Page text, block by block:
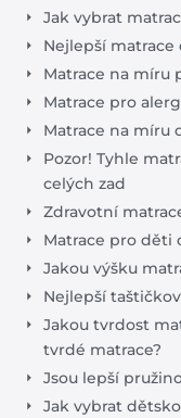
Jak vybrat
Nejlepší
Matrace na míru
Matrace pro
Matrace na míru
Pozor! Tyhle
celých zad
Zdravotní
Matrace pro děti
Jakou výšku
Nejlepší
Jakou tvrdost
tvrdé matrace?
Jsou lepší
Jak vybrat